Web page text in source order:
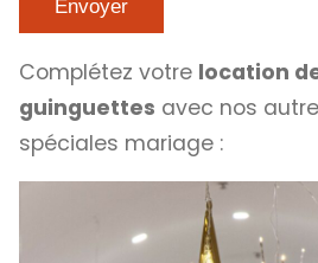
Complétez votre location
guinguettes avec nos
spéciales mariage :